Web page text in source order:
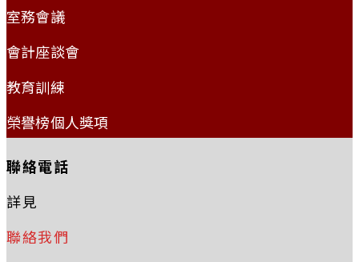
室務會議
會計座談會
教育訓練
榮譽榜個人獎項
聯絡電話
詳見
聯絡我們